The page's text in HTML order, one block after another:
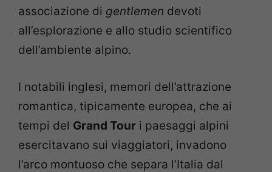
associazione di gentlemen devoti
all’esplorazione e allo studio scientifico
dell’ambiente alpino.
I notabili inglesi, memori dell’attrazione
romantica, tipicamente europea, che ai
tempi del Grand Tour i paesaggi alpini
esercitavano sui viaggiatori, invadono
l’arco montuoso che separa l’Italia dal